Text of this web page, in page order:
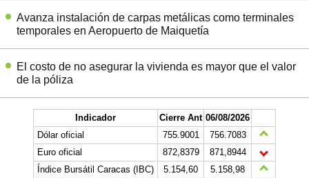
Avanza instalación de carpas metálicas como terminales
temporales en Aeropuerto de Maiquetía
El costo de no asegurar la vivienda es mayor que el valor
de la póliza
Indicador Cierre Ant 06/08/2026
Dólar oficial
755.9001
756.7083
Euro oficial
872,8379
871,8944
Índice Bursátil Caracas (IBC)
5.154,60
5.158,98